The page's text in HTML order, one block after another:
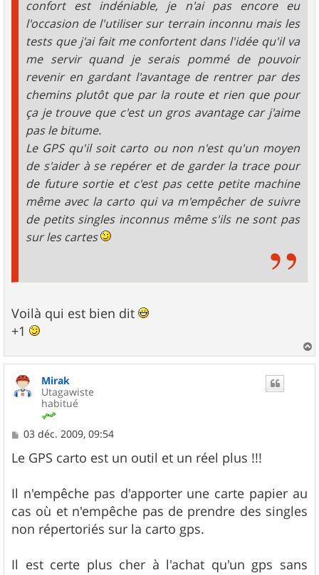
confort est indéniable, je n'ai pas encore eu
l'occasion de l'utiliser sur terrain inconnu mais les
tests que j'ai fait me confortent dans l'idée qu'il va
me servir quand je serais pommé de pouvoir
revenir en gardant l'avantage de rentrer par des
chemins plutôt que par la route et rien que pour
ça je trouve que c'est un gros avantage car j'aime
pas le bitume.
Le GPS qu'il soit carto ou non n'est qu'un moyen
de s'aider à se repérer et de garder la trace pour
de future sortie et c'est pas cette petite machine
même avec la carto qui va m'empêcher de suivre
de petits singles inconnus même s'ils ne sont pas
sur les cartes
Voilà qui est bien dit
+1
a
u
Mirak
Utagawiste
habitué
M
s
s
g
e
03 déc. 2009, 09:54
Le GPS carto est un outil et un réel plus !!!
Il n'empêche pas d'apporter une carte papier au
cas où et n'empêche pas de prendre des singles
non répertoriés sur la carto gps.
Il est certe plus cher à l'achat qu'un gps sans